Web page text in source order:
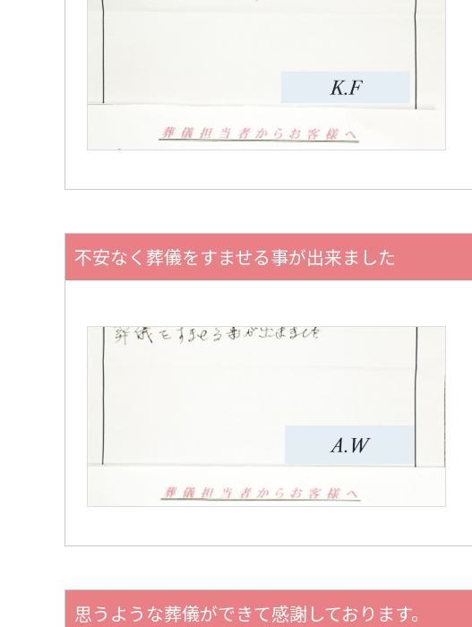
不安なく葬儀をすませる事が出来ました
思うような葬儀ができて感謝しております。